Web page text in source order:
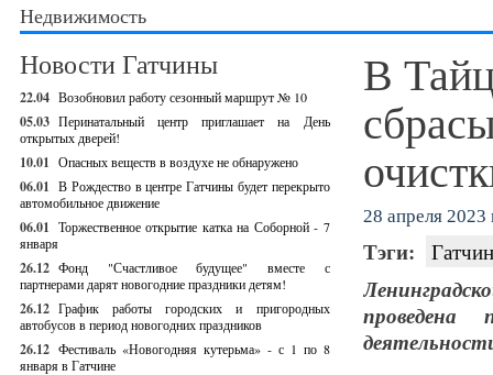
Недвижимость
Новости Гатчины
22.04 Возобновил работу сезонный маршрут № 10
05.03 Перинатальный центр приглашает на День
открытых дверей!
10.01 Опасных веществ в воздухе не обнаружено
06.01 В Рождество в центре Гатчины будет перекрыто
автомобильное движение
06.01 Торжественное открытие катка на Соборной - 7
января
26.12 Фонд "Счастливое будущее" вместе с
партнерами дарят новогодние праздники детям!
26.12 График работы городских и пригородных
автобусов в период новогодних праздников
26.12 Фестиваль «Новогодняя кутерьма» - с 1 по 8
января в Гатчине
В
28 апреля 2023
Тэги:
проведена